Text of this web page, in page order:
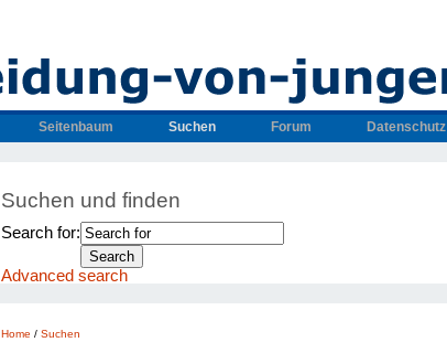
Seitenbaum Suchen Forum Datenschutz
Suchen und finden
Search for:
Advanced search
Home / Suchen